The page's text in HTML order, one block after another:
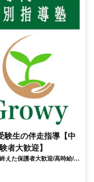
験生の伴走指導【中
者大歓迎】
えた保護者大歓迎/高時給/週